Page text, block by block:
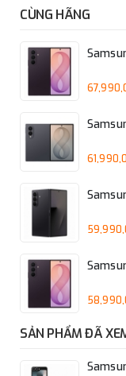
CÙNG HÃNG
SẢN PHẨM ĐÃ